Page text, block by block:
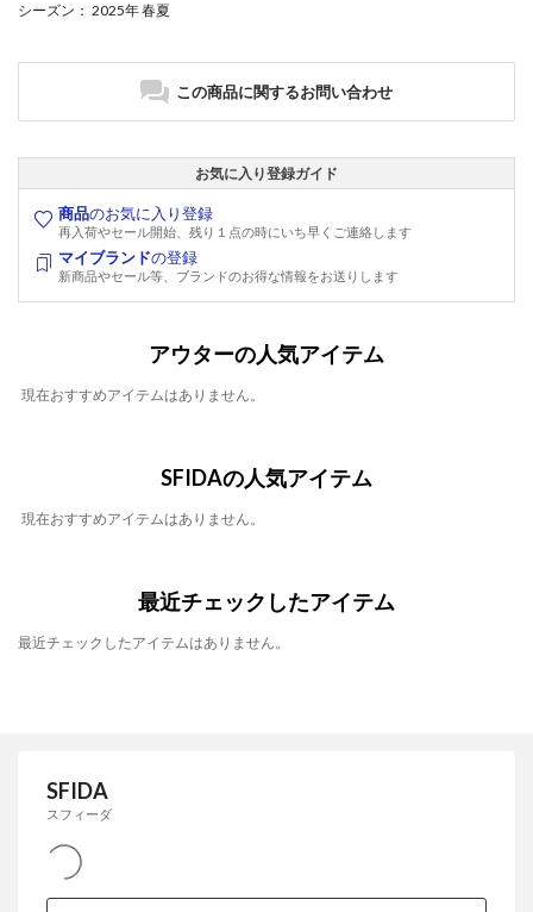
シーズン ： 2025年 春夏
この商品に関するお問い合わせ
お気に入り登録ガイド
商品のお気に入り登録
再入荷やセール開始、残り１点の時にいち早くご連絡します
マイブランドの登録
新商品やセール等、ブランドのお得な情報をお送りします
アウターの人気アイテム
現在おすすめアイテムはありません。
SFIDAの人気アイテム
現在おすすめアイテムはありません。
最近チェックしたアイテム
最近チェックしたアイテムはありません。
SFIDA
スフィーダ